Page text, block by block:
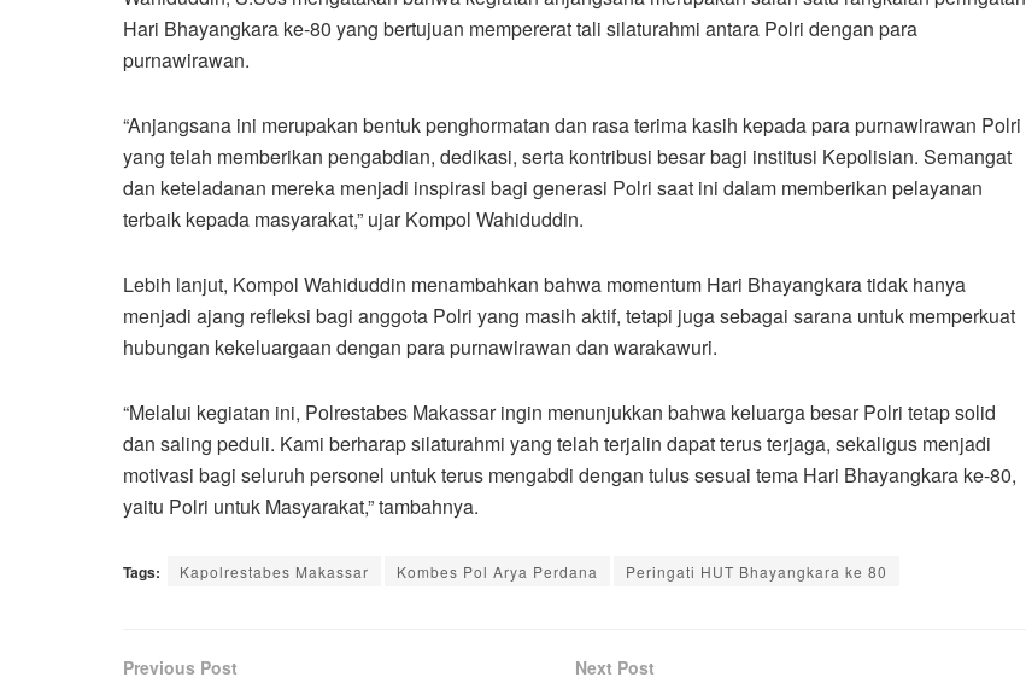
Hari Bhayangkara ke-80 yang bertujuan mempererat tali silaturahmi antara Polri dengan para
purnawirawan.
“Anjangsana ini merupakan bentuk penghormatan dan rasa terima kasih kepada para purnawirawan Polri
yang telah memberikan pengabdian, dedikasi, serta kontribusi besar bagi institusi Kepolisian. Semangat
dan keteladanan mereka menjadi inspirasi bagi generasi Polri saat ini dalam memberikan pelayanan
terbaik kepada masyarakat,” ujar Kompol Wahiduddin.
Lebih lanjut, Kompol Wahiduddin menambahkan bahwa momentum Hari Bhayangkara tidak hanya
menjadi ajang refleksi bagi anggota Polri yang masih aktif, tetapi juga sebagai sarana untuk memperkuat
hubungan kekeluargaan dengan para purnawirawan dan warakawuri.
“Melalui kegiatan ini, Polrestabes Makassar ingin menunjukkan bahwa keluarga besar Polri tetap solid
dan saling peduli. Kami berharap silaturahmi yang telah terjalin dapat terus terjaga, sekaligus menjadi
motivasi bagi seluruh personel untuk terus mengabdi dengan tulus sesuai tema Hari Bhayangkara ke-80,
yaitu Polri untuk Masyarakat,” tambahnya.
Tags: Kapolrestabes Makassar Kombes Pol Arya Perdana Peringati HUT Bhayangkara ke 80
Previous Post Next Post